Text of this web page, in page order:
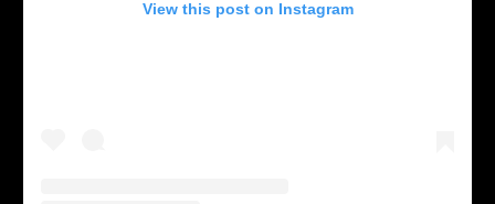
View this post on Instagram